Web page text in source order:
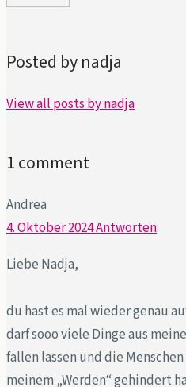
Posted by nadja
View all posts by nadja
1 comment
Andrea
4. Oktober 2024Antworten
Liebe Nadja,
du hast es mal wieder genau
darf sooo viele Dinge aus
fallen lassen und die
meinem „Werden“ gehindert